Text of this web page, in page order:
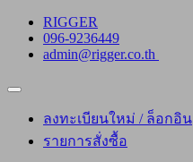
Skip
content
RIGGER
096-9236449
admin@rigger.co.th
Topbar
ลงทะเบียนใหม่ / ล็อกอิน
รายการสั่งซื้อ